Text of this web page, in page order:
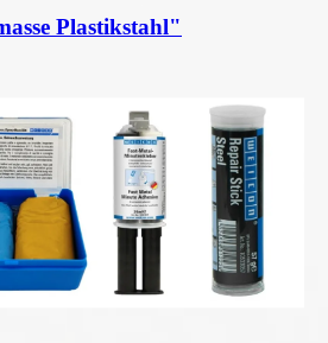
Plastikstahl"